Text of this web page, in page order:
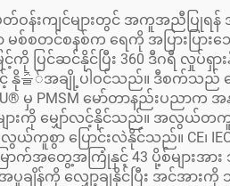
ာ ပတ်ဝန်းကျင်များတွင် အကူအညီ
စနစ်က ရေကို အပြားပြားသော
ြင်ဆင်နိုင်ပြီး 360 ဒီဂရီ လှုပ်ရှာ
နှင့် နို즐်အချို့ပါဝင်သည်။ ဒီစက်သ
မှ PMSM မော်တာနည်းပညာက
ျားကို မျှော်လင့်နိုင်သည်။ အလွယ်
ြောင်းလဲနိုင်သည်။ CE၊ IEC၊
အတွေ့အကြုံနှင့် 43 ပို့စ်များအား
ပူချိန်ကို လျှော့ချနိုင်ပြီး အင်အာ